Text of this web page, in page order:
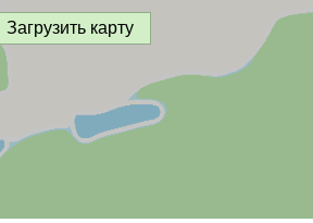
Загрузить карту